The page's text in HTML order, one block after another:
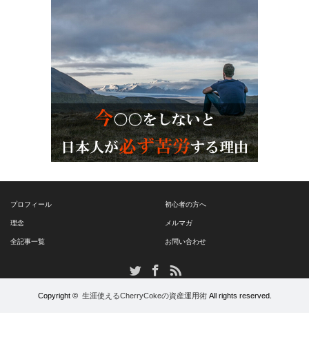
プロフィール 初心者の方へ
理念 メルマガ
全記事一覧 お問い合わせ
TwitterFacebook
Copyright © 生涯使えるCherryCokeの資産運用術All rights reserved.